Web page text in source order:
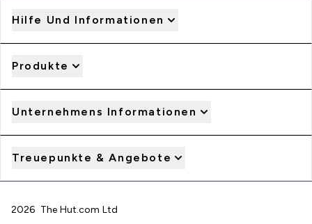
Hilfe Und Informationen
Produkte
Unternehmens Informationen
Treuepunkte & Angebote
2026 The Hut.com Ltd